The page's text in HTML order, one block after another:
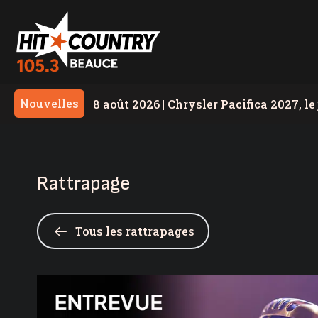
Nouvelles 8 août 2026| Chrysler Pacifica 2027,
7 août 2026
7 août 2026|Un travailleur
7 août 2026|Un homme de Lévis s’en
7 août 2026
|Deux blessés légers
7 août 2026|
Nuit occupée pour les
Rattrapage
Tous les rattrapages